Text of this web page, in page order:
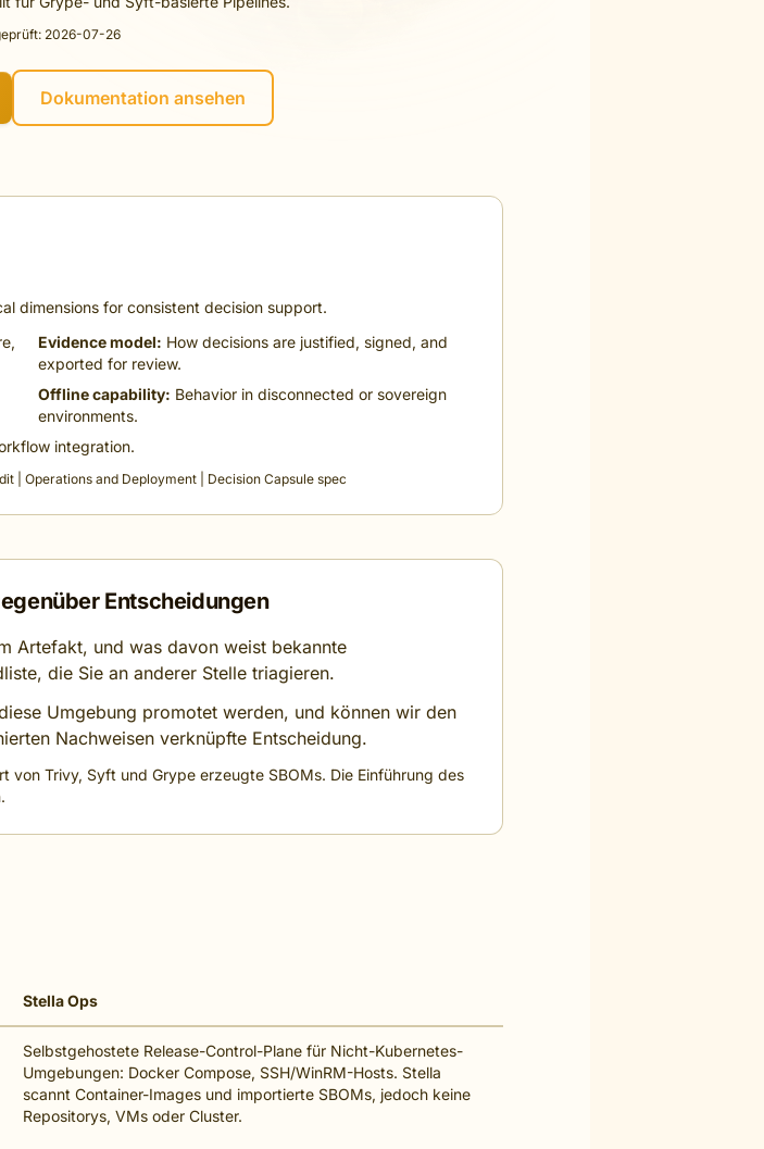
2026-07-26
Dokumentation ansehen
dimensions for consistent decision support.
Evidence model: How decisions are justified, signed, and
exported for review.
Offline capability: Behavior in disconnected or sovereign
environments.
integration.
Operations and Deployment Decision Capsule spec
Entscheidungen
Artefakt, und was davon weist bekannte
die Sie an anderer Stelle triagieren.
Umgebung promotet werden, und können wir den
Nachweisen verknüpfte Entscheidung.
von Trivy, Syft und Grype erzeugte SBOMs. Die Einführung des
Stella Ops
Selbstgehostete Release-Control-Plane für Nicht-Kubernetes-
Umgebungen: Docker Compose, SSH/WinRM-Hosts. Stella
scannt Container-Images und importierte SBOMs, jedoch keine
Repositorys, VMs oder Cluster.